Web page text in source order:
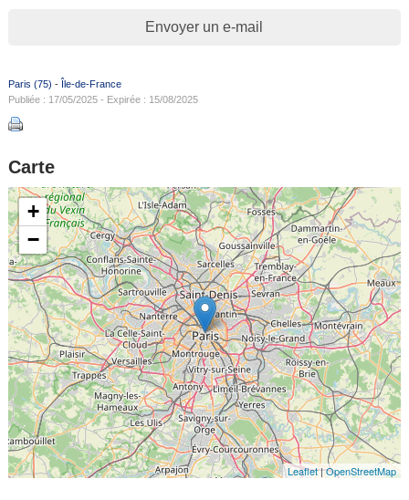
Envoyer un e-mail
Paris (75) - Île-de-France
Publiée : 17/05/2025 - Expirée : 15/08/2025
Carte
+
−
Leaflet|OpenStreetMap